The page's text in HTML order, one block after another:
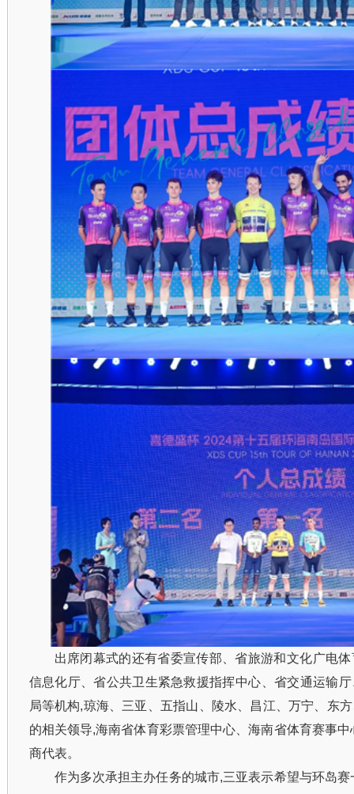
出席闭幕式的还有省委宣传部、省旅游和文化广电
信息化厅、省公共卫生紧急救援指挥中心、省交通运输
局等机构,琼海、三亚、五指山、陵水、昌江、万宁、东
的相关领导,海南省体育彩票管理中心、海南省体育赛事
商代表。
作为多次承担主办任务的城市,三亚表示希望与环岛